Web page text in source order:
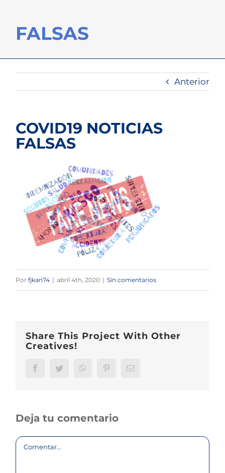
FALSAS
Anterior
COVID19 NOTICIAS
FALSAS
Porfjkan74 | abril 4th, 2020 | Sin comentarios
Share This Project With Other
Creatives!
FacebookTwitter WhatsAppPinterestCorreo
Deja tu comentario
Comentar